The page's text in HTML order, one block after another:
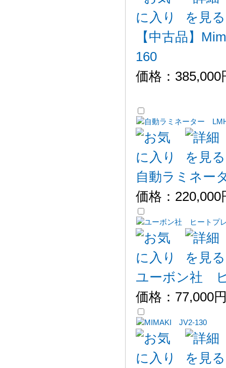
【中古品】
160
価格： 385,000
自動ラミネー
価格： 220,000
ユーボン社
価格： 77,000